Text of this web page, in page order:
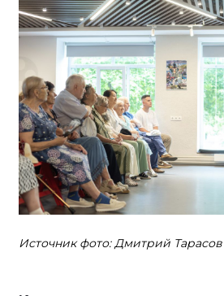
Источник фото: Дмитрий Тарасов